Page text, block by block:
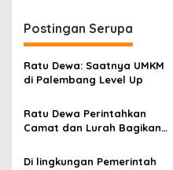
a
v
i
a
Postingan Serupa
Ratu Dewa: Saatnya UMKM
di Palembang Level Up
Ratu Dewa Perintahkan
Camat dan Lurah Bagikan
Semarakkan HUT RI ke 81
Di lingkungan Pemerintah